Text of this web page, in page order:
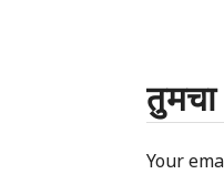
तुमचा
Your